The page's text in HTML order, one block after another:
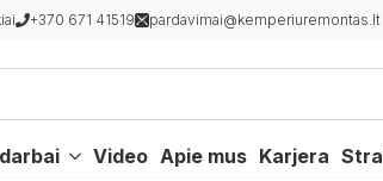
+370 671 41519 pardavimai@kemperiuremontas.lt
Video Apie mus Karjera